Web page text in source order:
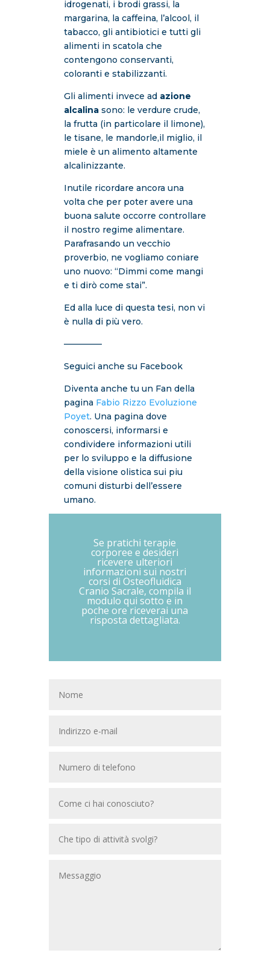
idrogenati, i brodi grassi, la
margarina, la caffeina, l’alcool, il
tabacco, gli antibiotici e tutti gli
alimenti in scatola che
contengono conservanti,
coloranti e stabilizzanti.
Gli alimenti invece ad azione
alcalinasono: le verdure crude,
la frutta (in particolare il limone),
le tisane, le mandorle,il miglio, il
miele è un alimento altamente
alcalinizzante.
Inutile ricordare ancora una
volta che per poter avere una
buona salute occorre controllare
il nostro regime alimentare.
Parafrasando un vecchio
proverbio, ne vogliamo coniare
uno nuovo: “Dimmi come mangi
e ti dirò come stai”.
Ed alla luce di questa tesi, non vi
è nulla di più vero.
————–
Seguici anche su Facebook
Diventa anche tu un Fan della
pagina Fabio Rizzo Evoluzione
Poyet. Una pagina dove
conoscersi, informarsi e
condividere informazioni utili
per lo sviluppo e la diffusione
della visione olistica sui piu
comuni disturbi dell’essere
umano.
Se pratichi terapie
corporee e desideri
ricevere ulteriori
informazioni sui nostri
corsi di Osteofluidica
Cranio Sacrale, compila il
modulo qui sotto e in
poche ore riceverai una
risposta dettagliata.